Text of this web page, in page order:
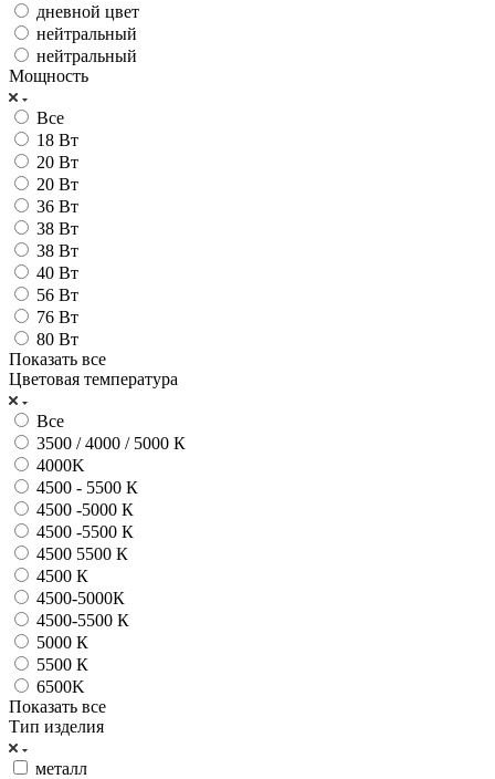
дневной цвет
нейтральный
нейтральный
Мощность
Все
18 Вт
20 Вт
20 Вт
36 Вт
38 Вт
38 Вт
40 Вт
56 Вт
76 Вт
80 Вт
Показать все
Цветовая температура
Все
3500 / 4000 / 5000 К
4000K
4500 - 5500 К
4500 -5000 К
4500 -5500 К
4500 5500 К
4500 К
4500-5000К
4500-5500 К
5000 К
5500 К
6500K
Показать все
Тип изделия
металл